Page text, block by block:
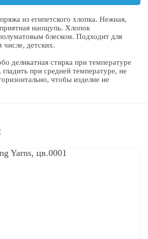
из египетского хлопка. Нежная,
наощупь. Хлопок
блеском. Подходит для
детских.
деликатная стирка при температуре
при средней температуре, не
чтобы изделие не